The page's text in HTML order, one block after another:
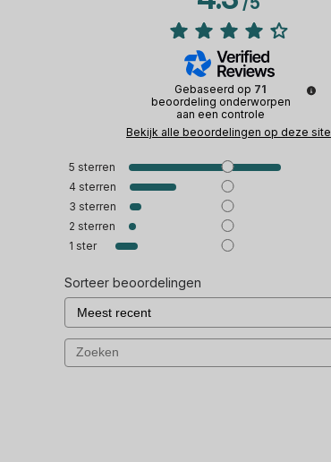
Gebaseerd op 71
beoordeling onderworpen
aan een controle
Bekijk alle beoordelingen op deze site
5 sterren
4 sterren
3 sterren
2 sterren
1 ster
Sorteer beoordelingen